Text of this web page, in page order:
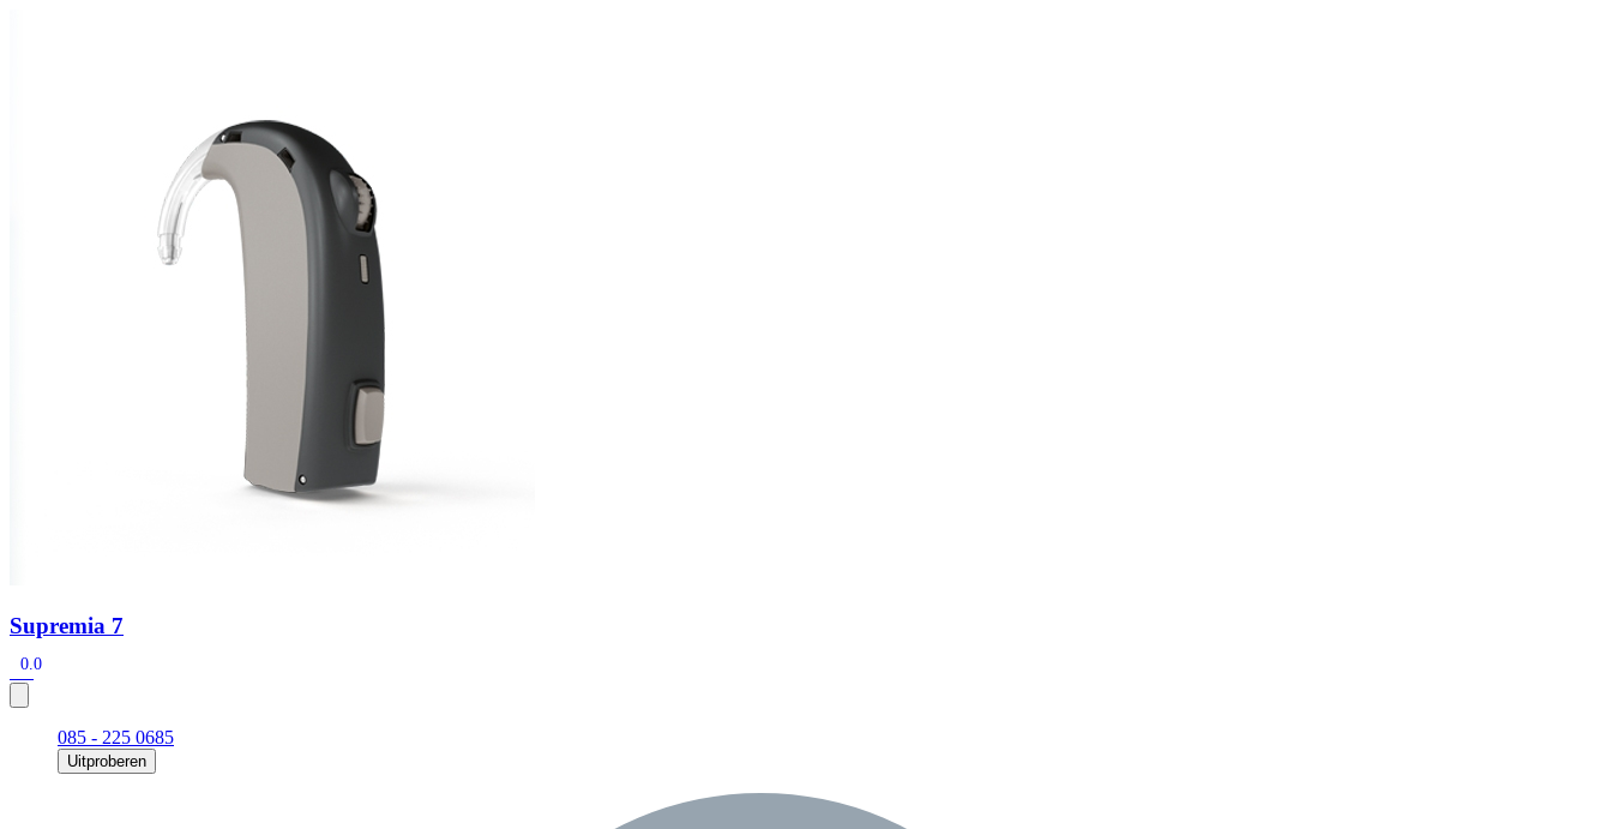
Signia Pure BCT IX
Widex filtersFiltersDomes
Signia Active Mini IX - Oplaadbaar
De Signia Active Mini IX is het nieuwste hoortoestel van Signia.
Supremia 7
0.0
085 - 225 0685
Uitproberen